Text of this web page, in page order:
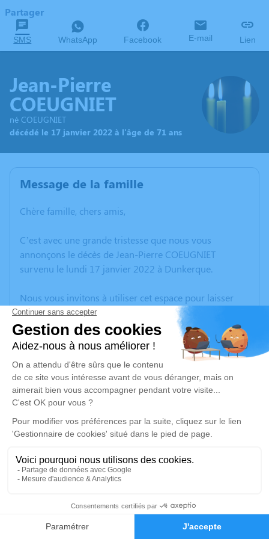
Faire-part Hommages
Partager
SMS WhatsApp Facebook E-mail Lien
Jean-Pierre
COEUGNIET
né COEUGNIET
décédé le 17 janvier 2022 à l'âge de 71 ans
Message de la famille
Chère famille, chers amis,
C’est avec une grande tristesse que nous vous
annonçons le décès de Jean-Pierre COEUGNIET
survenu le lundi 17 janvier 2022 à Dunkerque.
Nous vous invitons à utiliser cet espace pour laisser
vos condoléances, partager des photos souvenirs, une
anecdote ou exprimer vos pensées à travers des
poèmes ou des textes. Cet endroit est un lieu
d'expression dédié à honorer la mémoire de Jean-
Pierre COEUGNIET.
Un service de plantation d’arbre hommage est
disponible ici
Cérémonie civile
Crématorium de Rety
Rue Victor Hugo Rety